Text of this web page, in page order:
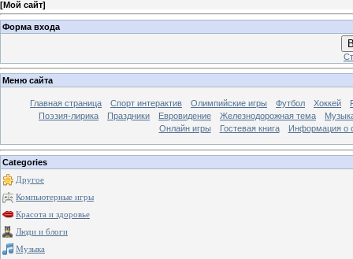
[Мой сайт]
Форма входа
Меню сайта
Главная страница Спорт интерактив Олимпийские игры Футбол Хоккей
Поэзия-лирика
Праздники Евровидение Железнодорожная тема
Онлайн игры
Гостевая книга Информация о
Categories
Другое
Компьютерные игры
Красота и здоровье
Люди и блоги
Музыка